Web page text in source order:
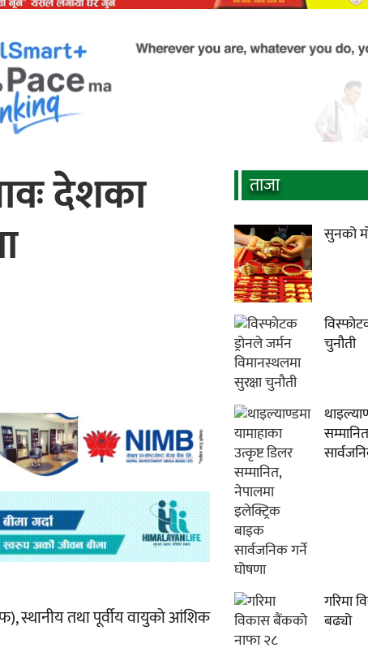
देशका
स्थानीय तथा पूर्वीय वायुको आंशिक
ताजा
सुनको
चुनौती
गरिमा
बढ्यो